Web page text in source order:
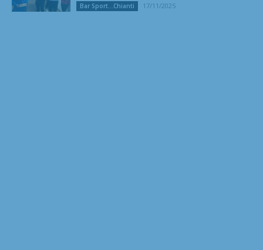
Bar Sport...Chianti 17/11/2025